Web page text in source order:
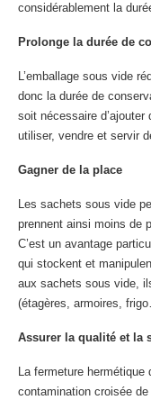
considérablement la
Prolonge la durée de
L’emballage sous vide
donc la durée de
soit nécessaire
utiliser, vendre et servir
Gagner de la place
Les sachets sous vide
prennent ainsi moins de
C’est un avantage
qui stockent et
aux sachets sous vide,
(étagères, armoires,
Assurer la qualité et la
La fermeture
contamination croisée